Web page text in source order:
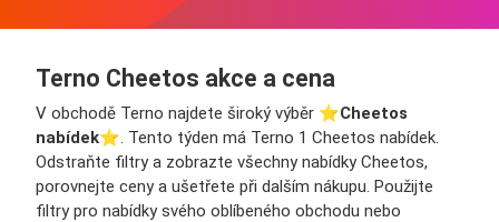
Terno Cheetos akce a cena
V obchodě Terno najdete široký výběr ⭐️Cheetos
nabídek⭐️. Tento týden má Terno 1 Cheetos nabídek.
Odstraňte filtry a zobrazte všechny nabídky Cheetos,
porovnejte ceny a ušetřete při dalším nákupu. Použijte
filtry pro nabídky svého oblíbeného obchodu nebo